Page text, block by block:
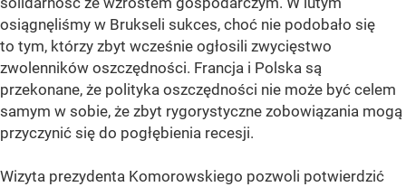
osiągnęliśmy w Brukseli sukces, choć nie podobało się
to tym, którzy zbyt wcześnie ogłosili zwycięstwo
zwolenników oszczędności. Francja i Polska są
przekonane, że polityka oszczędności nie może być celem
samym w sobie, że zbyt rygorystyczne zobowiązania mogą
przyczynić się do pogłębienia recesji.
Wizyta prezydenta Komorowskiego pozwoli potwierdzić